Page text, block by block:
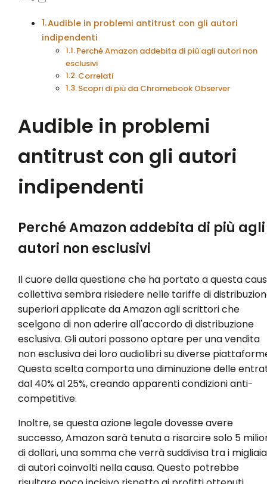
Audible in problemi antitrust con gli autori
indipendenti
Perché Amazon addebita di più agli autori non
esclusivi
Correlati
Scopri di più da Chromebook Observer
Audible in problemi
antitrust con gli autori
indipendenti
Perché Amazon addebita di più agli
autori non esclusivi
Il cuore della questione che ha portato a questa
collettiva sembra risiedere nelle tariffe di
superiori applicate da Amazon agli scrittori che
scelgono di non aderire all'accordo di distribuzione
esclusiva. Gli autori possono optare per una vendita
non esclusiva dei loro audiolibri su diverse
Questa scelta comporta una diminuzione delle
dal 40% al 25%, creando apparenti condizioni anti-
competitive.
Inoltre, se questa azione legale dovesse avere
successo, Amazon sarà tenuta a risarcire solo 5
di dollari, una somma che verrà suddivisa tra i migliaia
di autori coinvolti nella causa. Questo potrebbe